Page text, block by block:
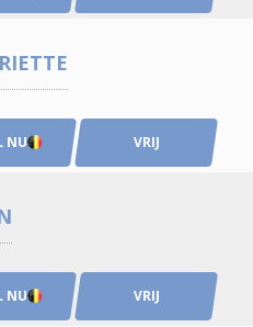
NU VRIJ
NU VRIJ